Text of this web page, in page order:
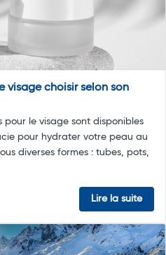
visage choisir selon son
pour le visage sont disponibles
pour hydrater votre peau au
diverses formes : tubes, pots,
Lire la suite